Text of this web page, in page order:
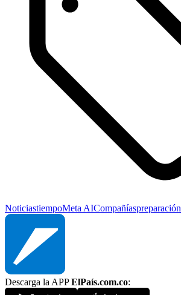
NoticiastiempoMeta AICompañíaspreparación
Descarga la APPElPaís.com.co: